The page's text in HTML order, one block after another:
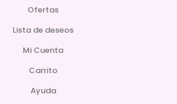
Ofertas
Lista de deseos
Mi Cuenta
Carrito
Ayuda